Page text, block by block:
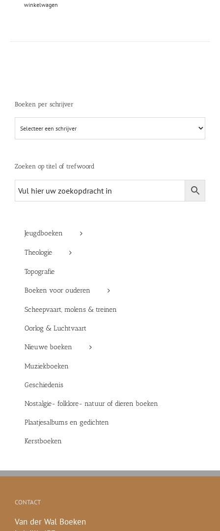
winkelwagen
Boeken per schrijver
Zoeken op titel of trefwoord
Jeugdboeken
Theologie
Topografie
Boeken voor ouderen
Scheepvaart, molens & treinen
Oorlog & Luchtvaart
Nieuwe boeken
Muziekboeken
Geschiedenis
Nostalgie- folklore- natuur of dieren boeken
Plaatjesalbums en gedichten
Kerstboeken
CONTACT
Van der Wal Boeken